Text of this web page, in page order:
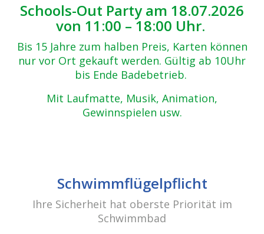
Navigation
SummerMood
Schools-Out Party am 18.07.2026
von 11:00 – 18:00 Uhr.
Bis 15 Jahre zum halben Preis, Karten können
nur vor Ort gekauft werden. Gültig ab 10Uhr
bis Ende Badebetrieb.
Mit Laufmatte, Musik, Animation,
Gewinnspielen usw.
Schwimmflügelpflicht
Ihre Sicherheit hat oberste Priorität im
Schwimmbad